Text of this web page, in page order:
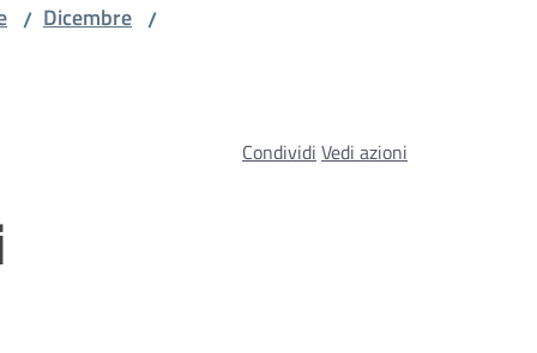
/ Dicembre /
Condividi Vedi azioni